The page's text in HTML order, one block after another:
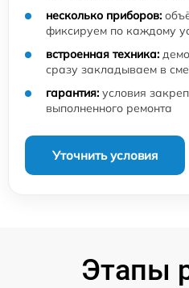
несколько приборов:
фиксируем по каждому
встроенная техника:
сразу закладываем в
гарантия: условия
выполненного ремонта
Уточнить условия
Этапы